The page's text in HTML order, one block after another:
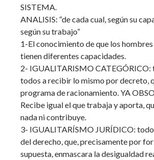
SISTEMA.
ANALISIS: “de cada cual, según su
según su trabajo”
1-El conocimiento de que los
tienen diferentes capacidades.
2- IGUALITARISMO CATEGÓRICO:
todos a recibir lo mismo por decreto,
programa de racionamiento. YA
Recibe igual el que trabaja y aporta,
nada ni contribuye.
3- IGUALITARÍSMO JURÍDICO:
del derecho, que, precisamente por
supuesta, enmascara la desigualdad